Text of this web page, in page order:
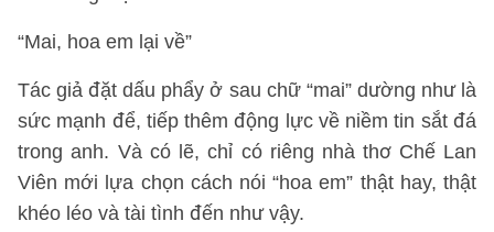
“Mai, hoa em lại về”
Tác giả đặt dấu phẩy ở sau chữ “mai” dường như là
sức mạnh để, tiếp thêm động lực về niềm tin sắt đá
trong anh. Và có lẽ, chỉ có riêng nhà thơ Chế Lan
Viên mới lựa chọn cách nói “hoa em” thật hay, thật
khéo léo và tài tình đến như vậy.